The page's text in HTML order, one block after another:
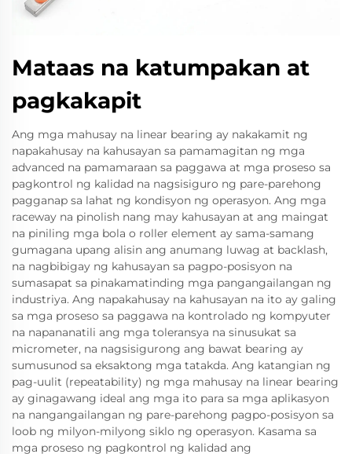
Mataas na katumpakan at
pagkakapit
Ang mga mahusay na linear bearing ay nakakamit ng
napakahusay na kahusayan sa pamamagitan ng mga
advanced na pamamaraan sa paggawa at mga proseso sa
pagkontrol ng kalidad na nagsisiguro ng pare-parehong
pagganap sa lahat ng kondisyon ng operasyon. Ang mga
raceway na pinolish nang may kahusayan at ang maingat
na piniling mga bola o roller element ay sama-samang
gumagana upang alisin ang anumang luwag at backlash,
na nagbibigay ng kahusayan sa pagpo-posisyon na
sumasapat sa pinakamatinding mga pangangailangan ng
industriya. Ang napakahusay na kahusayan na ito ay galing
sa mga proseso sa paggawa na kontrolado ng kompyuter
na napananatili ang mga toleransya na sinusukat sa
micrometer, na nagsisigurong ang bawat bearing ay
sumusunod sa eksaktong mga tatakda. Ang katangian ng
pag-uulit (repeatability) ng mga mahusay na linear bearing
ay ginagawang ideal ang mga ito para sa mga aplikasyon
na nangangailangan ng pare-parehong pagpo-posisyon sa
loob ng milyon-milyong siklo ng operasyon. Kasama sa
mga proseso ng pagkontrol ng kalidad ang